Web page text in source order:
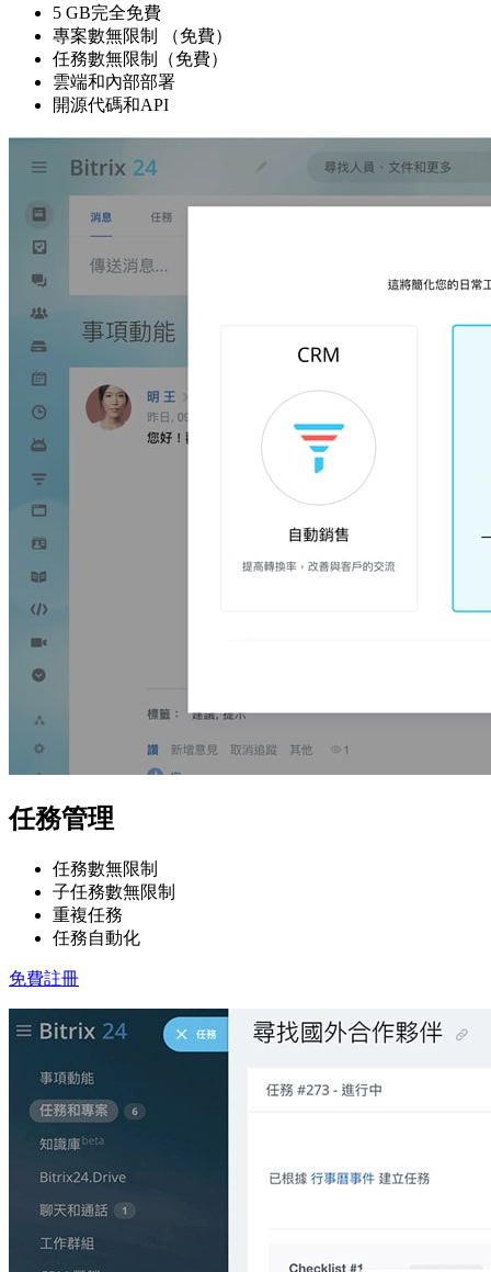
5 GB完全免費
專案數無限制 （免費）
任務數無限制（免費）
雲端和內部部署
開源代碼和API
任務管理
任務數無限制
子任務數無限制
重複任務
任務自動化
免費註冊